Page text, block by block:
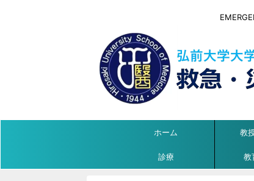
ホーム 教
診療 教